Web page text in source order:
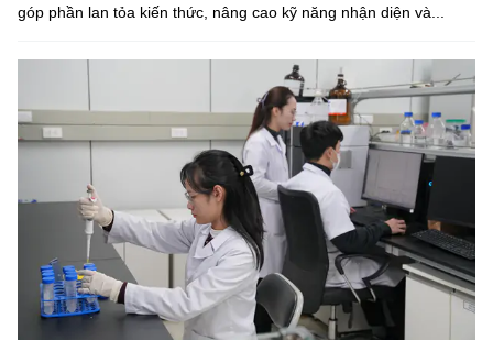
góp phần lan tỏa kiến thức, nâng cao kỹ năng nhận diện và...